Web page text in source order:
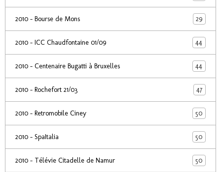
2010 - Bourse de Mons 29
2010 - ICC Chaudfontaine 01/09 44
2010 - Centenaire Bugatti à Bruxelles 44
2010 - Rochefort 21/03 47
2010 - Retromobile Ciney 50
2010 - SpaItalia 50
2010 - Télévie Citadelle de Namur 50